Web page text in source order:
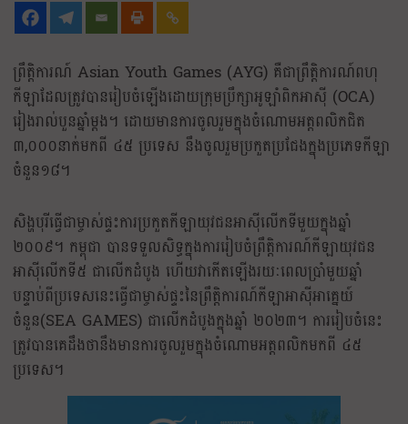
ព្រឹត្តិការណ៍ Asian Youth Games (AYG) គឺជាព្រឹត្តិការណ៍ពហុ
កីឡាដែលត្រូវបានរៀបចំឡើងដោយក្រុមប្រឹក្សាអូឡាំពិកអាស៊ី (OCA)
រៀងរាល់បួនឆ្នាំម្តង។ ដោយមានការចូលរួមក្នុងចំណោមអត្តពលិកជិត
៣,០០០នាក់មកពី ៤៥ ប្រទេស នឹងចូលរួមប្រកួតប្រជែងក្នុងប្រភេទកីឡា
ចំនួន១៨។
សិង្ហបុរីធ្វើជាម្ចាស់ផ្ទះការប្រកួតកីឡាយុវជនអាស៊ីលើកទីមួយក្នុងឆ្នាំ
២០០៩។ កម្ពុជា បានទទួលសិទ្ធក្នុងការរៀបចំព្រឹត្តិការណ៍កីឡាយុវជន
អាស៊ីលើកទី៥ ជាលើកដំបូង ហើយវាកើតឡើងរយៈពេលប្រាំមួយឆ្នាំ
បន្ទាប់ពីប្រទេសនេះធ្វើជាម្ចាស់ផ្ទះនៃព្រឹត្តិការណ៍កីឡាអាស៊ីអាគ្នេយ៍
ចំនួន(SEA GAMES) ជាលើកដំបូងក្នុងឆ្នាំ ២០២៣។ ការរៀបចំនេះ
ត្រូវបានគេដឹងថានឹងមានការចូលរួមក្នុងចំណោមអត្តពលិកមកពី ៤៥
ប្រទេស។